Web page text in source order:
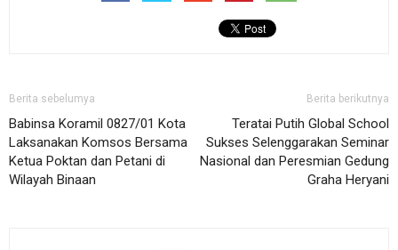
Berita sebelumya
Babinsa Koramil 0827/01 Kota
Laksanakan Komsos Bersama
Ketua Poktan dan Petani di
Wilayah Binaan
Berita berikutnya
Teratai Putih Global School
Sukses Selenggarakan Seminar
Nasional dan Peresmian Gedung
Graha Heryani